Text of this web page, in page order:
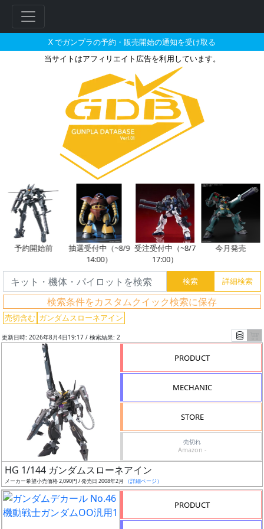
X でガンプラの予約・販売開始の通知を受け取る
当サイトはアフィリエイト広告を利用しています。
ガンダムスローネアインのガン
予約開始前
抽選受付中（~8/9
14:00）
受注受付中（~8/7
17:00）
今月発売
検索条件をカスタムクイック検索に保存
売切含む ガンダムスローネアイン
ワ
グ
レ
ー
ド
成
形
色
更新日時: 2026年8月4日19:17 / 検索結果: 2
PRODUCT
MECHANIC
STORE
売切れ
Amazon -
HG 1/144 ガンダムスローネアイン
メーカー希望小売価格 2,090円 / 発売日 2008年2月 （詳細ページ）
PRODUCT